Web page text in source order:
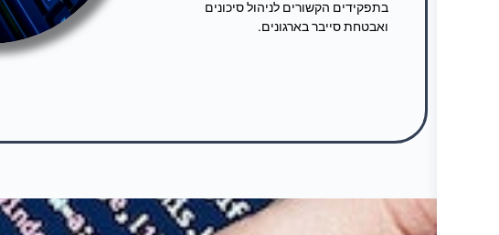
בתפקידים הקשורים לניהול סיכונים
ואבטחת סייבר בארגונים.